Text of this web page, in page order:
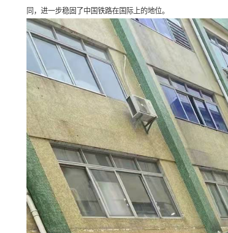
同，进一步稳固了中国铁路在国际上的地位。